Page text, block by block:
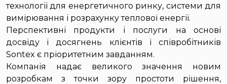
технології для енергетичного ринку, системи для
вимірювання і розрахунку теплової енергії.
Перспективні продукти і послуги на основі
досвіду і досягнень клієнтів і співробітників
Sontex є пріоритетним завданням.
Компанія надає великого значення новим
розробкам з точки зору простоти рішення,